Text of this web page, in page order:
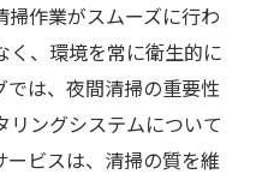
掃作業がスムーズに行わ
く、環境を常に衛生的に
は、夜間清掃の重要性
リングシステムについて
ービスは、清掃の質を維